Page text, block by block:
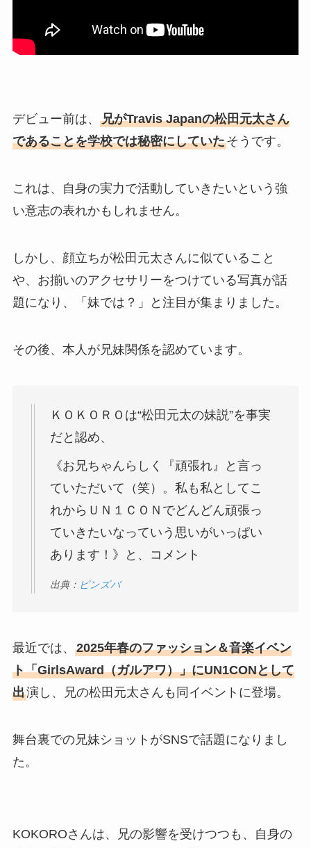
デビュー前は、 兄がTravis Japanの松田元太さん
であることを学校では秘密にしていたそうです。
これは、自身の実力で活動していきたいという強
い意志の表れかもしれません。
しかし、顔立ちが松田元太さんに似ていること
や、お揃いのアクセサリーをつけている写真が話
題になり、「妹では？」と注目が集まりました。
その後、本人が兄妹関係を認めています。
ＫＯＫＯＲＯは“松田元太の妹説”を事実
だと認め、
《お兄ちゃんらしく『頑張れ』と言っ
ていただいて（笑）。私も私としてこ
れからＵＮ１ＣＯＮでどんどん頑張っ
ていきたいなっていう思いがいっぱい
あります！》と、コメント
出典： ピンズバ
最近では、 2025年春のファッション＆音楽イベン
ト「GirlsAward（ガルアワ）」にUN1CONとして
出演し、兄の松田元太さんも同イベントに登場。
舞台裏での兄妹ショットがSNSで話題になりまし
た。
KOKOROさんは、兄の影響を受けつつも、自身の